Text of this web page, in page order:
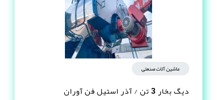
ماشین آلات صنعتی
دیگ بخار 3 تن / آذر استیل فن آوران